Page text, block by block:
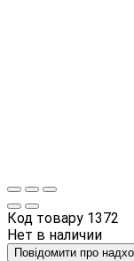
Код товару 1372
Нет в наличии
Повідомити про